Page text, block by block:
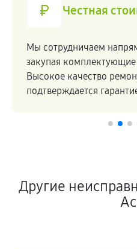
Честная
Мы сотрудничаем
закупая
Высокое качество
подтверждается
Другие